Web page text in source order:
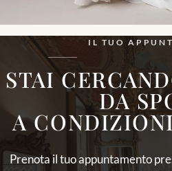
IL TUO
STAI
DA
A
Prenota il tuo appuntamento